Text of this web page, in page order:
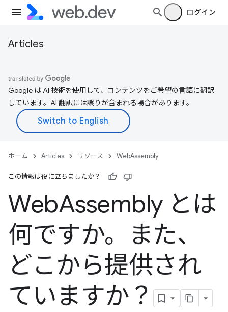
ログイン
Articles
Google は AI 技術を使用して、コンテンツをご希望の言語に翻訳
しています。AI 翻訳には誤りが含まれる場合があります。
ホーム Articles リソース WebAssembly
この情報は役に立ちましたか？
WebAssembly とは
何ですか。また、
どこから提供され
ていますか？